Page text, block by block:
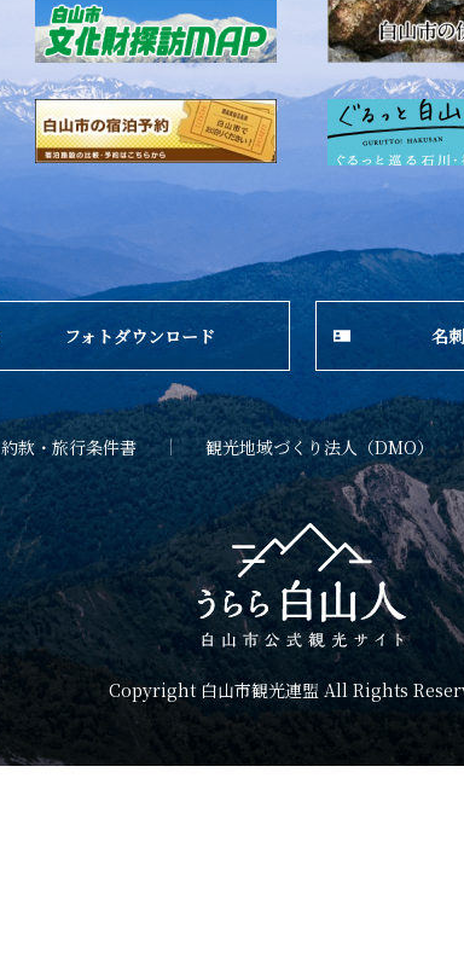
フォトダウンロード 名
約款・旅行条件書 観光地域づくり法人（DMO）
Copyright 白山市観光連盟 All Rights